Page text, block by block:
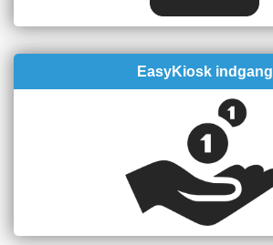
EasyKiosk indgang